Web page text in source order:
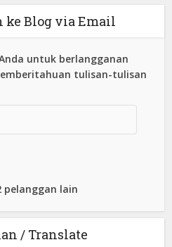
ke Blog via Email
untuk berlangganan
tulisan-tulisan
pelanggan lain
/ Translate